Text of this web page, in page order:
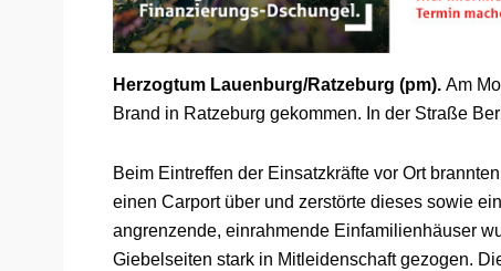
Herzogtum Lauenburg/Ratzeburg (pm). Am
Brand in Ratzeburg gekommen. In der Straße
Beim Eintreffen der Einsatzkräfte vor Ort
einen Carport über und zerstörte dieses sowie
angrenzende, einrahmende Einfamilienhäuser
Giebelseiten stark in Mitleidenschaft gezogen.